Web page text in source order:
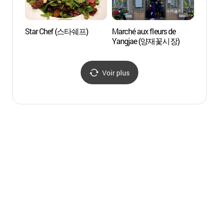
Star Chef (스타쉐프)
Marché aux fleurs de
Yangjae (양재꽃시장)
Voir plus